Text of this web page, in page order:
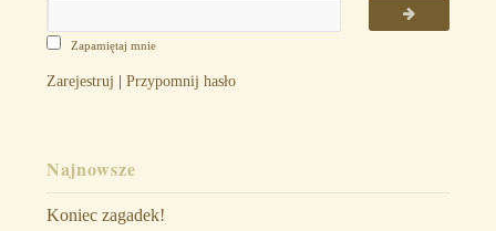
Zapamiętaj mnie
Zarejestruj | Przypomnij hasło
Najnowsze
Koniec zagadek!